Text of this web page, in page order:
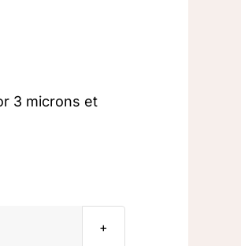
3 microns et